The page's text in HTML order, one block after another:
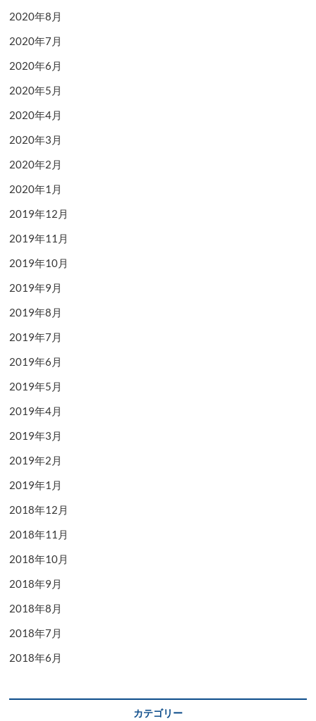
2020年8月
2020年7月
2020年6月
2020年5月
2020年4月
2020年3月
2020年2月
2020年1月
2019年12月
2019年11月
2019年10月
2019年9月
2019年8月
2019年7月
2019年6月
2019年5月
2019年4月
2019年3月
2019年2月
2019年1月
2018年12月
2018年11月
2018年10月
2018年9月
2018年8月
2018年7月
2018年6月
カテゴリー